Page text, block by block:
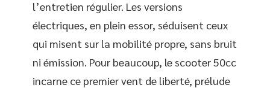
l’entretien régulier. Les versions
électriques, en plein essor, séduisent ceux
qui misent sur la mobilité propre, sans bruit
ni émission. Pour beaucoup, le scooter 50cc
incarne ce premier vent de liberté, prélude